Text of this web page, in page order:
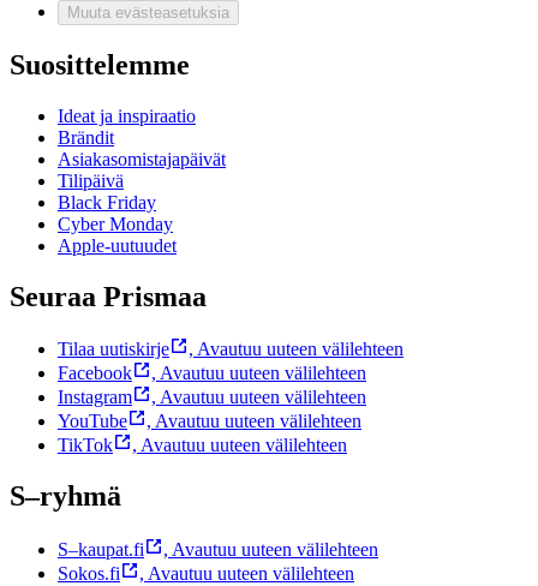
Muuta evästeasetuksia
Suosittelemme
Ideat ja inspiraatio
Brändit
Asiakasomistajapäivät
Tilipäivä
Black Friday
Cyber Monday
Apple-uutuudet
Seuraa Prismaa
Tilaa uutiskirje , Avautuu uuteen välilehteen
Facebook
, Avautuu uuteen välilehteen
Instagram
, Avautuu uuteen välilehteen
YouTube
, Avautuu uuteen välilehteen
TikTok
, Avautuu uuteen välilehteen
S–ryhmä
S–kaupat.fi , Avautuu uuteen välilehteen
Sokos.fi
, Avautuu uuteen välilehteen